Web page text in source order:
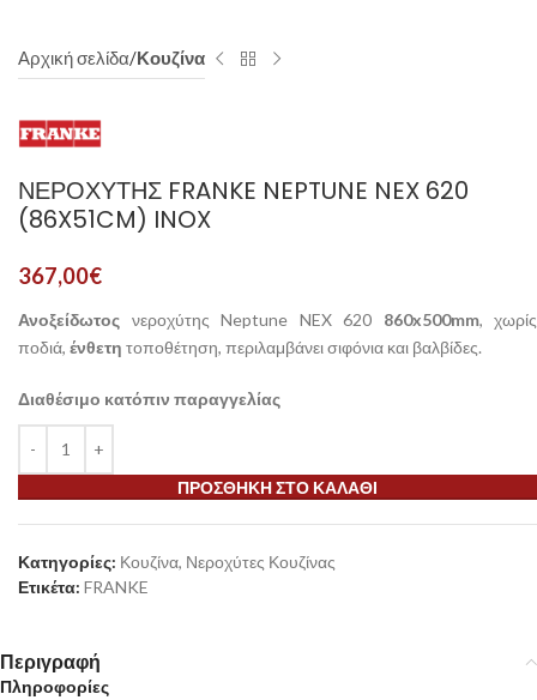
Αρχική σελίδα Κουζίνα
ΝΕΡΟΧΎΤΗΣ FRANKE NEPTUNE NEX 620
(86X51CM) INOX
367,00€
Ανοξείδωτος νεροχύτης Neptune NEX 620 860x500mm, χωρίς
ποδιά, ένθετη τοποθέτηση, περιλαμβάνει σιφόνια και βαλβίδες.
Διαθέσιμο κατόπιν παραγγελίας
ΠΡΟΣΘΉΚΗ ΣΤΟ ΚΑΛΆΘΙ
Κατηγορίες: Κουζίνα, Νεροχύτες Κουζίνας
Ετικέτα: FRANKE
Περιγραφή
Πληροφορίες